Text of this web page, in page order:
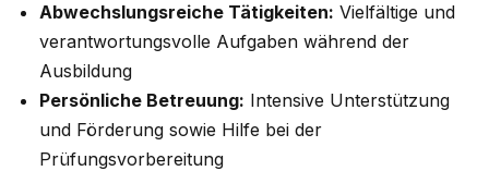
Abwechslungsreiche Tätigkeiten: Vielfältige und
verantwortungsvolle Aufgaben während der
Ausbildung
Persönliche Betreuung: Intensive Unterstützung
und Förderung sowie Hilfe bei der
Prüfungsvorbereitung